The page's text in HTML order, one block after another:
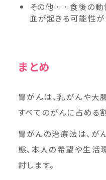
その他……食後の動
血が起きる可能性が
まとめ
胃がんは、乳がんや大
すべてのがんに占める
胃がんの治療法は、が
態、本人の希望や生活
討します。